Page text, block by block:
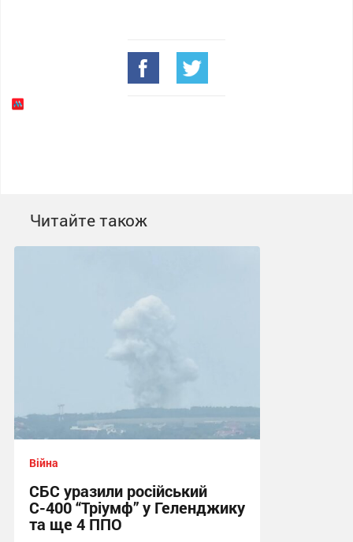
Читайте також
Війна
СБС уразили російський
С-400 “Тріумф” у Геленджику
та ще 4 ППО